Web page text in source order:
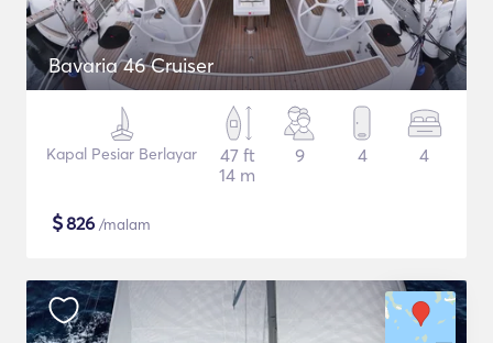
Bavaria 46 Cruiser
Kapal Pesiar Berlayar
47 ft
14 m
9 4 4
$826 /malam